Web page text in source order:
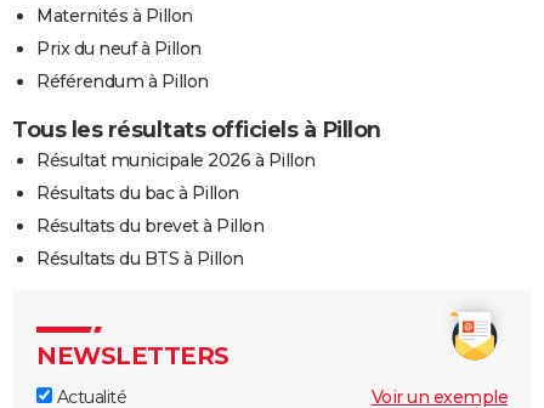
Maternités à Pillon
Prix du neuf à Pillon
Référendum à Pillon
Tous les résultats officiels à Pillon
Résultat municipale 2026 à Pillon
Résultats du bac à Pillon
Résultats du brevet à Pillon
Résultats du BTS à Pillon
NEWSLETTERS
Actualité
Voir un exemple